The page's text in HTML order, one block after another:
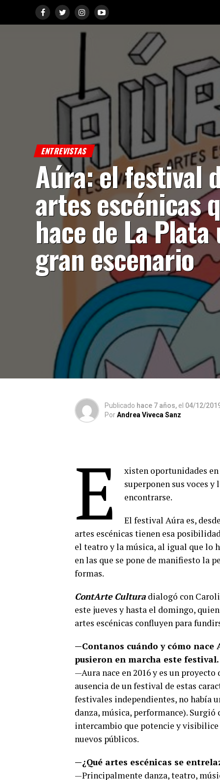
ENTREVISTAS
Aúra: el festival
artes escénicas
hace de La Plata
gran escenario
Publicado hace 7 años, el 04/12/
PorAndrea Viveca Sanz
E
xisten oportunidades
superponen sus voces
encontrarse.
El festival Aúra es,
artes escénicas tienen esa
el teatro y la música, al igual que lo
en las que se pone de manifiesto la
formas.
ContArte Cultura dialogó con
este jueves y hasta el domingo,
artes escénicas confluyen para
—Contanos cuándo y cómo nace
pusieron en marcha este festival.
—Aura nace en 2016 y es un
ausencia de un festival de estas
festivales independientes, no había
danza, música, performance).
intercambio que potencie y
nuevos públicos.
—¿Qué artes escénicas se
—Principalmente danza, teatro,